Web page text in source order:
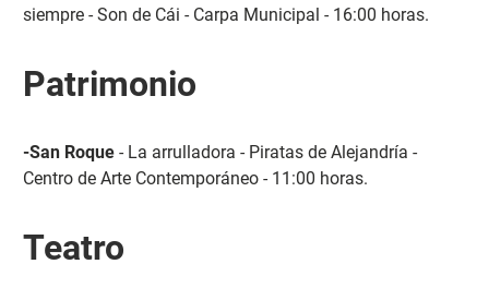
siempre - Son de Cái - Carpa Municipal - 16:00 horas.
Patrimonio
-San Roque- La arrulladora - Piratas de Alejandría -
Centro de Arte Contemporáneo - 11:00 horas.
Teatro